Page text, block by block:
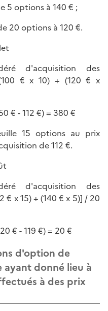
5 options à 140 € ;
20 options à 120 €.
d'acquisition des
€ x 10) + (120 € x
€ - 112 €) = 380 €
15 options au prix
de 112 €.
d'acquisition des
€ x 15) + (140 € x 5)] / 20
€ - 119 €) = 20 €
d'option de
ayant donné lieu à
à des prix